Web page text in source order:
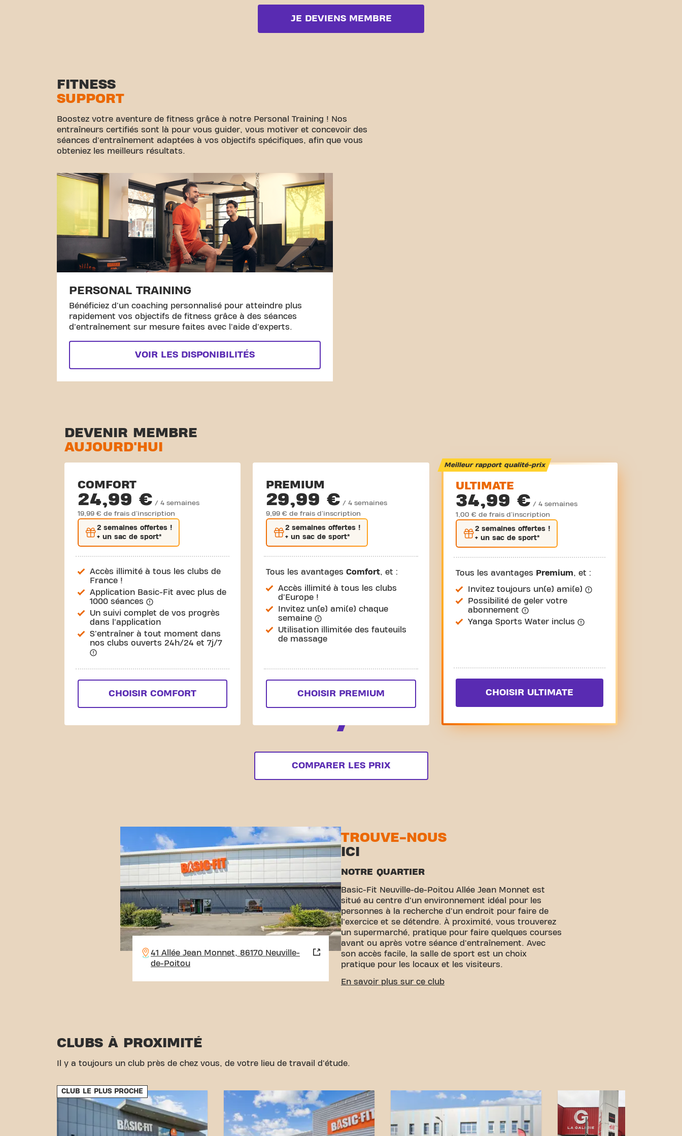
JE DEVIENS MEMBRE
FITNESS
SUPPORT
Boostez votre aventure de fitness grâce à notre Personal Training ! Nos
entraîneurs certifiés sont là pour vous guider, vous motiver et concevoir des
séances d'entraînement adaptées à vos objectifs spécifiques, afin que vous
obteniez les meilleurs résultats.
PERSONAL TRAINING
Bénéficiez d'un coaching personnalisé pour atteindre plus
rapidement vos objectifs de fitness grâce à des séances
d'entraînement sur mesure faites avec l'aide d'experts.
VOIR LES DISPONIBILITÉS
DEVENIR MEMBRE
AUJOURD'HUI
COMFORT
24,99 € / 4 semaines
19,99 € de frais d'inscription
2 semaines offertes !
+ un sac de sport*
Accès illimité à tous les clubs de
France !
Application Basic-Fit avec plus de
1000 séances
Un suivi complet de vos progrès
dans l'application
S'entraîner à tout moment dans
nos clubs ouverts 24h/24 et 7j/7
CHOISIR COMFORT
PREMIUM
29,99 € / 4 semaines
9,99 € de frais d'inscription
2 semaines offertes !
+ un sac de sport*
Tous les avantagesComfort, et :
Accès illimité à tous les clubs
d'Europe !
Invitez un(e) ami(e) chaque
semaine
Utilisation illimitée des fauteuils
de massage
CHOISIR PREMIUM
Meilleur rapport qualité-prix
ULTIMATE
34,99 € / 4 semaines
1,00 € de frais d'inscription
2 semainesoffertes !
+ un sac de sport*
Tous les avantages Premium, et :
Invitez toujours un(e) ami(e)
Possibilité de geler votre
abonnement
Yanga Sports Water inclus
CHOISIR ULTIMATE
COMPARER LES PRIX
41 Allée Jean Monnet, 86170 Neuville-
de-Poitou
TROUVE-NOUS
ICI
NOTRE QUARTIER
Basic-Fit Neuville-de-Poitou Allée Jean Monnet est
situé au centre d'un environnement idéal pour les
personnes à la recherche d'un endroit pour faire de
l'exercice et se détendre. À proximité, vous trouverez
un supermarché, pratique pour faire quelques courses
avant ou après votre séance d'entraînement. Avec
son accès facile, la salle de sport est un choix
pratique pour les locaux et les visiteurs.
ACCESSIBILITÉ FACILE
fitness.
En savoir plus sur ce club
CLUBS À PROXIMITÉ
Il y a toujours un club près de chez vous, de votre lieu de travail d'étude.
CLUB LE PLUS PROCHE